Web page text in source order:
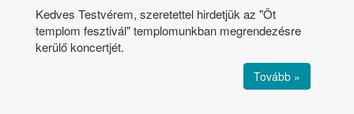
Kedves Testvérem, szeretettel hirdetjük az "Öt
templom fesztivál" templomunkban megrendezésre
kerülő koncertjét.
Tovább »